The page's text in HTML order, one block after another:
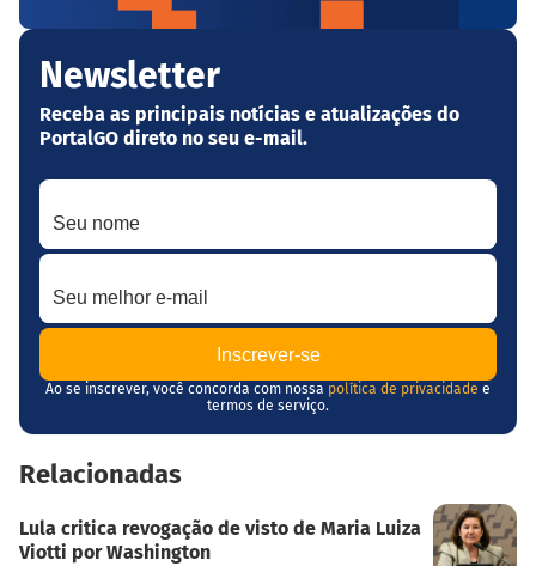
Newsletter
Receba as principais notícias e atualizações do
PortalGO direto no seu e-mail.
Seu nome
Seu melhor e-mail
Ao se inscrever, você concorda com nossa política de privacidade e
termos de serviço.
Relacionadas
Lula critica revogação de visto de Maria Luiza
Viotti por Washington